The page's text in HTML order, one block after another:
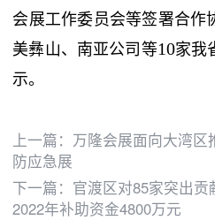
会展工作委员会等签署合作
美彝山、南亚公司等10家我
示。
上一篇： 万隆会展面向大湾区
防应急展
下一篇： 官渡区对85家突出
2022年补助资金4800万元